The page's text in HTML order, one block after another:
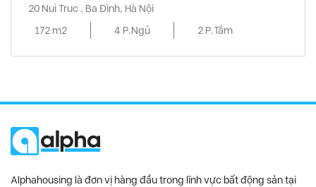
20 Nui Truc , Ba Đình, Hà Nội
172 m2
4 P.Ngủ 2 P.Tắm
Alphahousing là đơn vị hàng đầu trong lĩnh vực bất động sản tại